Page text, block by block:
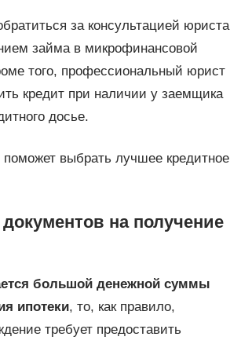
за консультацией юриста
займа в микрофинансовой
того, профессиональный юрист
кредит при наличии у заемщика
досье.
выбрать лучшее кредитное
на получение
большой денежной суммы
ипотеки, то, как правило,
требует предоставить